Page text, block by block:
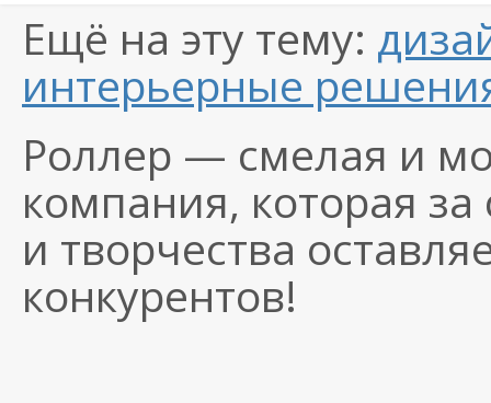
Ещё на эту тему:
интерьерные
Роллер — смелая и
компания, которая
и творчества
конкурентов!